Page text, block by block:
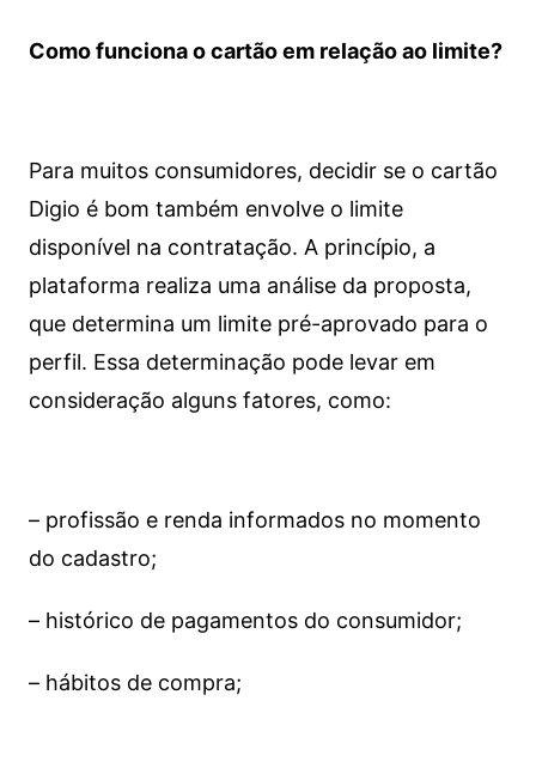
Como funciona o cartão em relação ao limite?
Para muitos consumidores, decidir se o cartão
Digio é bom também envolve o limite
disponível na contratação. A princípio, a
plataforma realiza uma análise da proposta,
que determina um limite pré-aprovado para o
perfil. Essa determinação pode levar em
consideração alguns fatores, como:
– profissão e renda informados no momento
do cadastro;
– histórico de pagamentos do consumidor;
– hábitos de compra;